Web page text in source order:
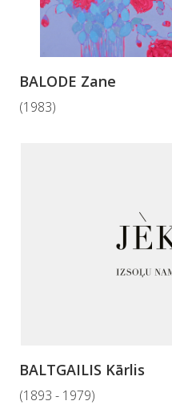
BALODE Zane
(1983)
BALTGAILIS Kārlis
(1893 - 1979)